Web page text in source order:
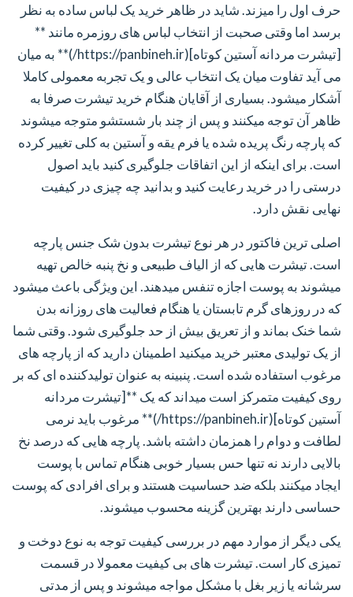
حرف اول را میزند. شاید در ظاهر خرید یک لباس ساده به نظر
برسد اما وقتی صحبت از انتخاب لباس های روزمره مانند **
[تیشرت مردانه آستین کوتاه](https://panbineh.ir/)** به میان
می آید تفاوت میان یک انتخاب عالی و یک تجربه معمولی کاملا
آشکار میشود. بسیاری از آقایان هنگام خرید تیشرت صرفا به
ظاهر آن توجه میکنند و پس از چند بار شستشو متوجه میشوند
که پارچه رنگ پریده شده یا فرم یقه و آستین به کلی تغییر کرده
است. برای اینکه از این اتفاقات جلوگیری کنید باید اصول
درستی را در خرید رعایت کنید و بدانید چه چیزی در کیفیت
نهایی نقش دارد.
اصلی ترین فاکتور در هر نوع تیشرت بدون شک جنس پارچه
است. تیشرت هایی که از الیاف طبیعی و نخ پنبه خالص تهیه
میشوند به پوست اجازه تنفس میدهند. این ویژگی باعث میشود
که در روزهای گرم تابستان یا هنگام فعالیت های روزانه بدن
شما خنک بماند و از تعریق بیش از حد جلوگیری شود. وقتی شما
از یک تولیدی معتبر خرید میکنید اطمینان دارید که از پارچه های
مرغوب استفاده شده است. پنبینه به عنوان تولیدکننده ای که بر
روی کیفیت متمرکز است میداند که یک **[تیشرت مردانه
آستین کوتاه](https://panbineh.ir/)** مرغوب باید نرمی
لطافت و دوام را همزمان داشته باشد. پارچه هایی که درصد نخ
بالایی دارند نه تنها حس بسیار خوبی هنگام تماس با پوست
ایجاد میکنند بلکه ضد حساسیت هستند و برای افرادی که پوست
حساسی دارند بهترین گزینه محسوب میشوند.
یکی دیگر از موارد مهم در بررسی کیفیت توجه به نوع دوخت و
تمیزی کار است. تیشرت های بی کیفیت معمولا در قسمت
سرشانه یا زیر بغل با مشکل مواجه میشوند و پس از مدتی